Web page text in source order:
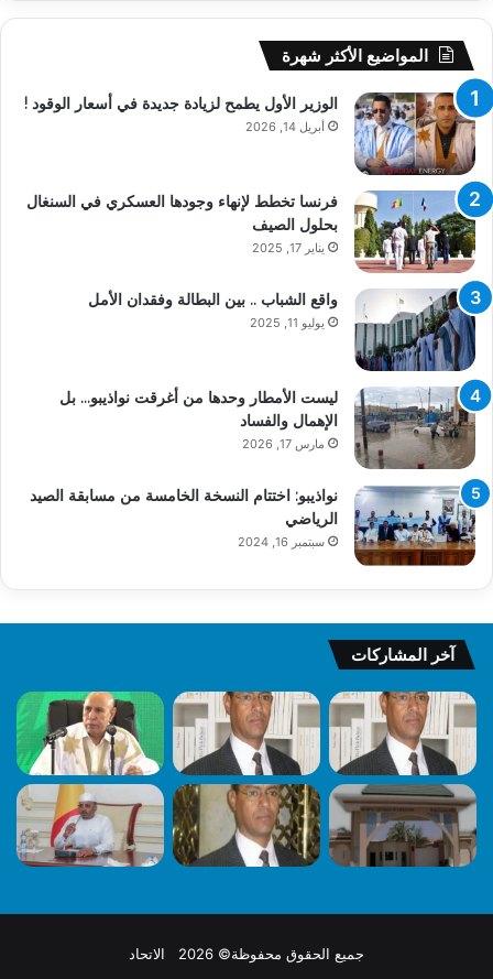
المواضيع الأكثر شهرة
الوزير الأول يطمح لزيادة جديدة في أسعار الوقود !
أبريل 14, 2026
فرنسا تخطط لإنهاء وجودها العسكري في السنغال
بحلول الصيف
يناير 17, 2025
واقع الشباب .. بين البطالة وفقدان الأمل
يوليو 11, 2025
ليست الأمطار وحدها من أغرقت نواذيبو… بل
الإهمال والفساد
مارس 17, 2026
نواذيبو: اختتام النسخة الخامسة من مسابقة الصيد
الرياضي
سبتمبر 16, 2024
آخر المشاركات
جميع الحقوق محفوظة© 2026 الاتحاد